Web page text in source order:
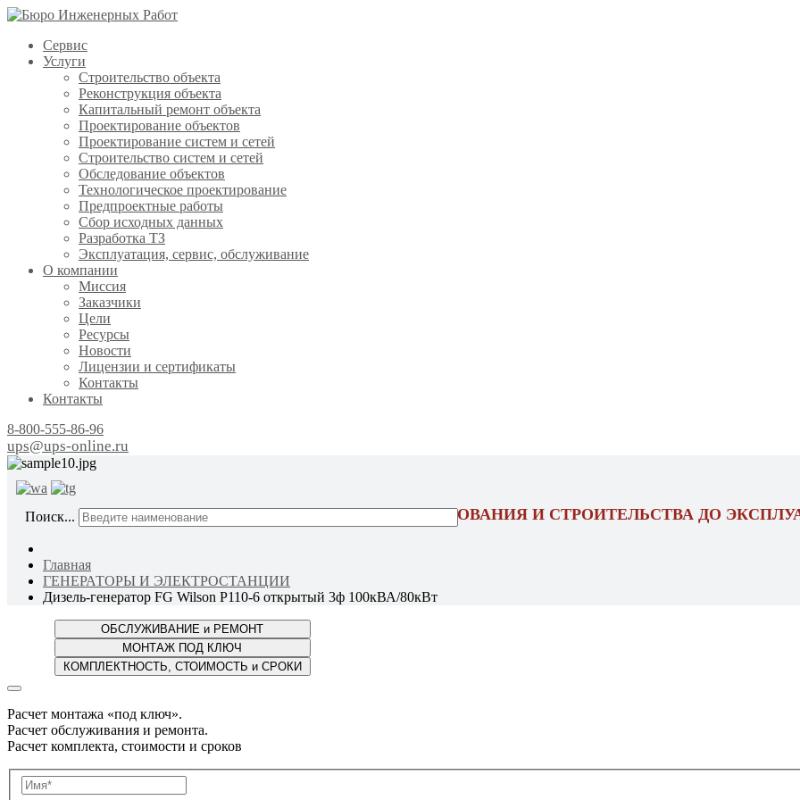
Сервис
Услуги
Строительство объекта
Реконструкция объекта
Капитальный ремонт объекта
Проектирование объектов
Проектирование систем и сетей
Строительство систем и сетей
Обследование объектов
Технологическое проектирование
Предпроектные работы
Сбор исходных данных
Разработка ТЗ
Эксплуатация, сервис, обслуживание
О компании
Миссия
Заказчики
Цели
Ресурсы
Новости
Лицензии и сертификаты
Контакты
Контакты
8-800-555-86-96
ups@ups-online.ru
ОТ ПРОЕКТИРОВАНИЯ И СТРОИТЕЛЬСТВА ДО
Поиск...
Главная
ГЕНЕРАТОРЫ И ЭЛЕКТРОСТАНЦИИ
Дизель-генератор FG Wilson P110-6 открытый 3ф 100кВА/80кВт
Расчет монтажа «под ключ».
Расчет обслуживания и ремонта.
Расчет комплекта, стоимости и сроков